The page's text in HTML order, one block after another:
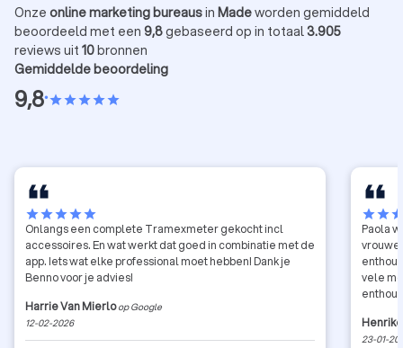
Onze online marketing bureausin Madeworden gemiddeld
beoordeeld met een 9,8gebaseerd op in totaal3.905
reviews uit 10bronnen
Gemiddelde beoordeling
9,8•starstarstarstarstar
starstarstarstarstar
Onlangs een complete Tramexmeter gekocht incl
accessoires. En wat werkt dat goed in combinatie met de
app. Iets wat elke professional moet hebben! Dank je
Benno voor je advies!
Harrie Van Mierlo op Google
12-02-2026
starstar
Paola
vele
nieuw
23-01-